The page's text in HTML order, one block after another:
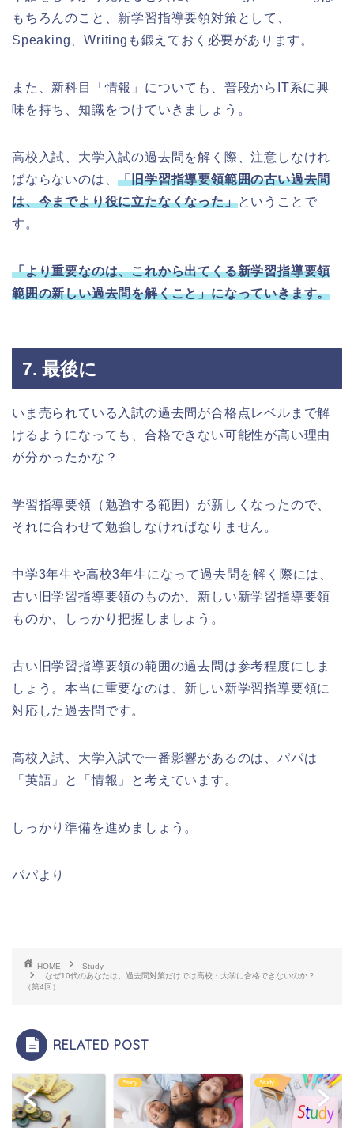
もちろんのこと、新学習指導要領対策として、
Speaking、Writingも鍛えておく必要があります。
また、新科目「情報」についても、普段からIT系に興
味を持ち、知識をつけていきましょう。
高校入試、大学入試の過去問を解く際、注意しなけれ
ばならないのは、「旧学習指導要領範囲の古い過去問
は、今までより役に立たなくなった」ということで
す。
「より重要なのは、これから出てくる新学習指導要領
範囲の新しい過去問を解くこと」になっていきます。
7. 最後に
いま売られている入試の過去問が合格点レベルまで解
けるようになっても、合格できない可能性が高い理由
が分かったかな？
学習指導要領（勉強する範囲）が新しくなったので、
それに合わせて勉強しなければなりません。
中学3年生や高校3年生になって過去問を解く際には、
古い旧学習指導要領のものか、新しい新学習指導要領
ものか、しっかり把握しましょう。
古い旧学習指導要領の範囲の過去問は参考程度にしま
しょう。本当に重要なのは、新しい新学習指導要領に
対応した過去問です。
高校入試、大学入試で一番影響があるのは、パパは
「英語」と「情報」と考えています。
しっかり準備を進めましょう。
パパより
HOME
Study
なぜ10代のあなたは、過去問対策だけでは高校・大学に合格できないのか？
（第4回）
RELATED POST
Study Study